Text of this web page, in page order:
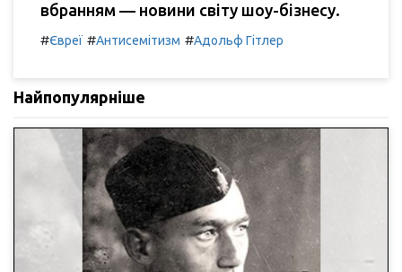
вбранням — новини світу шоу-бізнесу.
#Євреї #Антисемітизм #Адольф Гітлер
Найпопулярніше